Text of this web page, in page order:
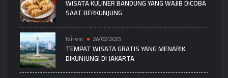
WISATA KULINER BANDUNG YANG WAJIB DICOBA
SAAT BERKUNJUNG
fairem 26/02/2025
TEMPAT WISATA GRATIS YANG MENARIK
DIKUNJUNGI DI JAKARTA